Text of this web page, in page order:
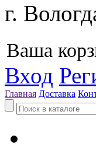
г.
Ваша
Вход
Главная Доставка